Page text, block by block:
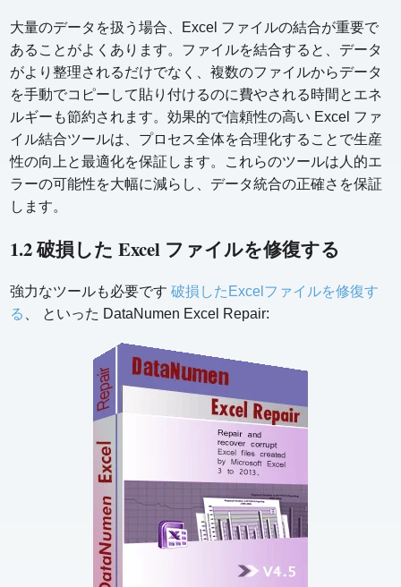
大量のデータを扱う場合、Excel ファイルの結合が重要で
あることがよくあります。ファイルを結合すると、データ
がより整理されるだけでなく、複数のファイルからデータ
を手動でコピーして貼り付けるのに費やされる時間とエネ
ルギーも節約されます。効果的で信頼性の高い Excel ファ
イル結合ツールは、プロセス全体を合理化することで生産
性の向上と最適化を保証します。これらのツールは人的エ
ラーの可能性を大幅に減らし、データ統合の正確さを保証
します。
1.2 破損した Excel ファイルを修復する
強力なツールも必要です破損したExcelファイルを修復す
る
、 といった DataNumen Excel Repair: